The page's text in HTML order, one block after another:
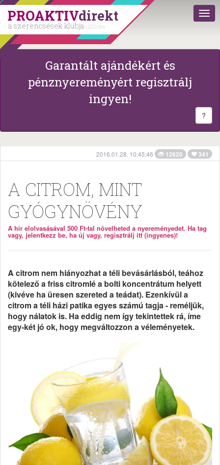
PROAKTIVdirekt
a szerencsések klubja | 2011 óta
Garantált ajándékért és
pénznyereményért regisztrálj
ingyen!
?
2016.01.28. 10:45:46 12620 341
A CITROM, MINT
GYÓGYNÖVÉNY
A hír elolvasásával 500 Ft-tal növelheted a nyereményedet. Ha tag
vagy, jelentkezz be, ha új vagy, regisztrálj itt (ingyenes)!
A citrom nem hiányozhat a téli bevásárlásból, teához
kötelező a friss citromlé a bolti koncentrátum helyett
(kivéve ha üresen szereted a teádat). Ezenkívül a
citrom a téli házi patika egyes számú tagja - reméljük,
hogy nálatok is. Ha eddig nem így tekintettek rá, íme
egy-két jó ok, hogy megváltozzon a véleményetek.